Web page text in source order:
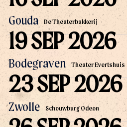
Gouda De Theaterbakkerij
Bodegraven Theater Evertshuis
19 SEP 2026
Zwolle Schouwburg Odeon
23 SEP 2026